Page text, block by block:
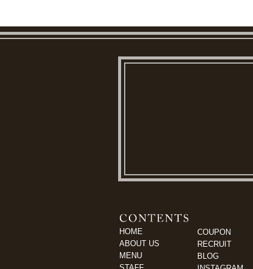
HOME
ABOUT US
MENU
COUPON
RECRUIT
BLOG